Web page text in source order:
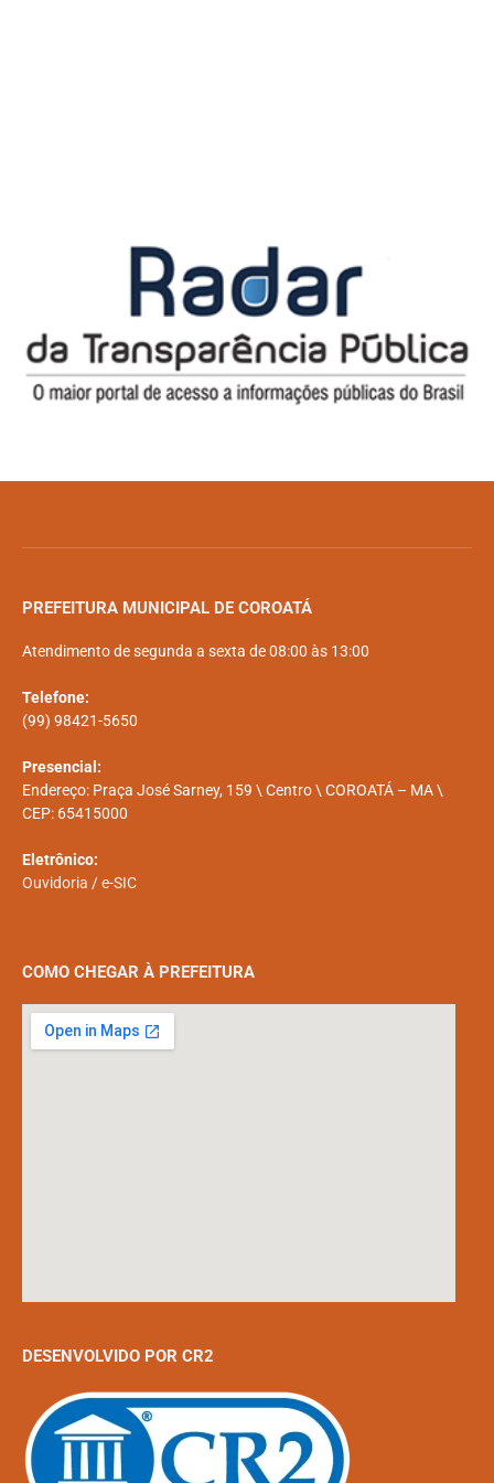
PREFEITURA MUNICIPAL DE COROATÁ
Atendimento de segunda a sexta de 08:00 às 13:00
Telefone:
(99) 98421-5650
Presencial:
Endereço: Praça José Sarney, 159 \ Centro \ COROATÁ – MA \
CEP: 65415000
Eletrônico:
Ouvidoria /e-SIC
COMO CHEGAR À PREFEITURA
DESENVOLVIDO POR CR2